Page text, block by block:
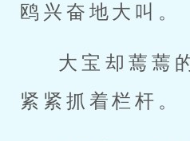
鸥兴奋地大叫。
大宝却蔫蔫
紧紧抓着栏杆。